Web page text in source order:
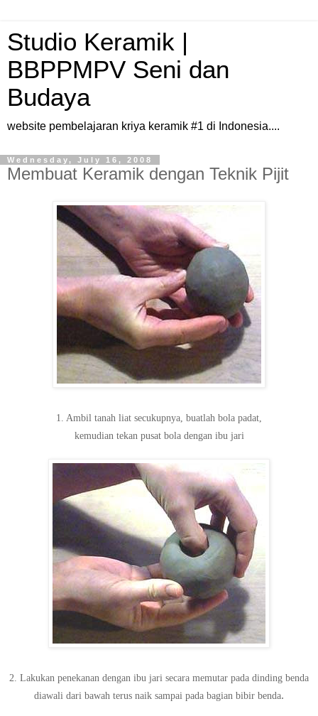
Studio Keramik |
BBPPMPV Seni dan
Budaya
website pembelajaran kriya keramik #1 di Indonesia....
Wednesday, July 16, 2008
Membuat Keramik dengan Teknik Pijit
1. Ambil tanah liat secukupnya, buatlah bola padat,
kemudian tekan pusat bola dengan ibu jari
2. Lakukan penekanan dengan ibu jari secara memutar pada dinding benda
diawali dari bawah terus naik sampai pada bagian bibir benda.